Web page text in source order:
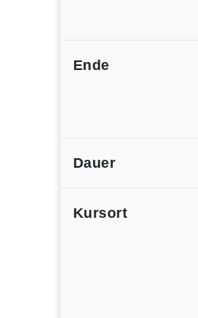
Ende
Dauer
Kursort